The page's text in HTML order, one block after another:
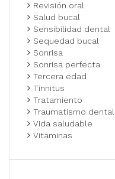
Revisión oral
Salud bucal
Sensibilidad dental
Sequedad bucal
Sonrisa
Sonrisa perfecta
Tercera edad
Tinnitus
Tratamiento
Traumatismo dental
Vida saludable
Vitaminas